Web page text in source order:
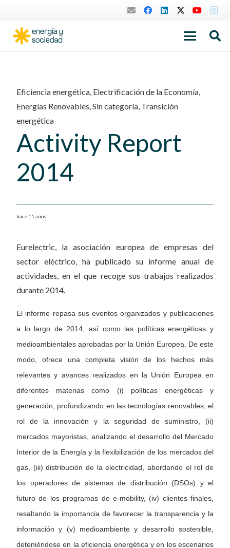
Eficiencia energética, Electrificación de la Economía,
Energías Renovables,Sin categoría, Transición
energética
Activity Report
2014
hace 11 años
Eurelectric, la asociación europea de empresas del
sector eléctrico, ha publicado su informe anual de
actividades, en el que recoge sus trabajos realizados
durante 2014.
El informe repasa sus eventos organizados y publicaciones
a lo largo de 2014, así como las políticas energéticas y
medioambientales aprobadas por la Unión Europea. De este
modo, ofrece una completa visión de los hechos más
relevantes y avances realizados en la Unión Europea en
diferentes materias como (i) políticas energéticas y
generación, profundizando en las tecnologías renovables, el
rol de la innovación y la seguridad de suministro, (ii)
mercados mayoristas, analizando el desarrollo del Mercado
Interior de la Energía y la flexibilización de los mercados del
gas, (iii) distribución de la electricidad, abordando el rol de
los operadores de sistemas de distribución (DSOs) y el
futuro de los programas de e-mobility, (iv) clientes finales,
resaltando la importancia de favorecer la transparencia y la
información y (v) medioambiente y desarrollo sostenible,
deteniéndose en la eficiencia energética y en los escenarios